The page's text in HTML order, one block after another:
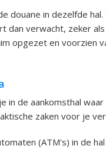
douane in dezelfde
dan verwacht, zeker
opgezet en voorzien
in de aankomsthal
zaken voor je
(ATM's) in de